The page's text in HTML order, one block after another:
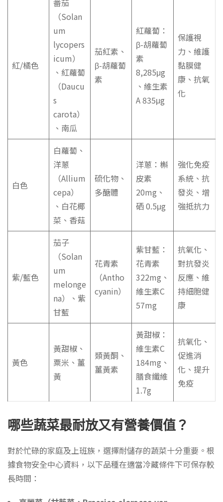
紅/橘色
番茄
（Solan
um
lycopers
icum）
、紅蘿蔔
（Daucu
s
carota）
、南瓜
茄紅素、
β-胡蘿蔔
素
紅蘿蔔：
β-胡蘿蔔
素
8,285μg
、維生素
A 835μg
保護視
力、維護
黏膜健
康、抗氧
化
白色
白蘿蔔、
洋蔥
（Allium
cepa）
、白花椰
菜、香菇
硫化物、
多醣體
洋蔥：槲
皮素
20mg、
硒 0.5μg
強化免疫
系統、抗
發炎、增
強抵抗力
紫/藍色
茄子
（Solan
um
melonge
na）、紫
甘藍
花青素
（Antho
cyanin）
紫甘藍：
花青素
322mg、
維生素C
57mg
抗氧化、
對抗發炎
反應、維
持細胞健
康
黃色
黃甜椒、
粟米、薑
黃
類黃酮、
薑黃素
黃甜椒：
維生素C
184mg、
膳食纖維
1.7g
抗氧化、
促進消
化、提升
免疫
哪些蔬菜最耐放又有營養價值？
對於忙碌的家庭及上班族，選擇耐儲存的蔬菜十分重要。根
據食物安全中心資料，以下品種在適當冷藏條件下可保存較
長時間：